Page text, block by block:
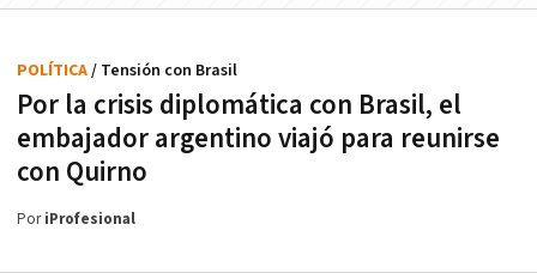
Por la crisis diplomática con Brasil, el
embajador argentino viajó para reunirse
con Quirno
POLÍTICA/ Tensión con Brasil
PoriProfesional